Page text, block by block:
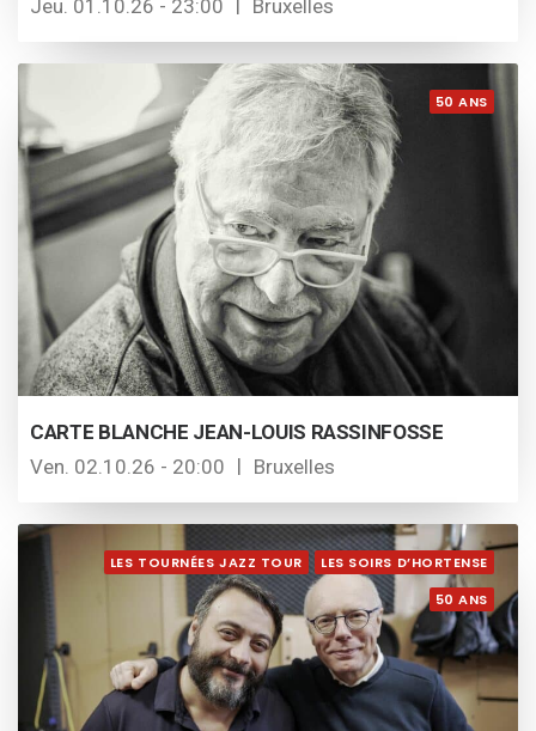
Jeu. 01.10.26 - 23:00
Bruxelles
50 ANS
CARTE BLANCHE JEAN-LOUIS RASSINFOSSE
Ven. 02.10.26 - 20:00
Bruxelles
LES TOURNÉES JAZZ TOUR
LES SOIRS D’HORTENSE
50 ANS